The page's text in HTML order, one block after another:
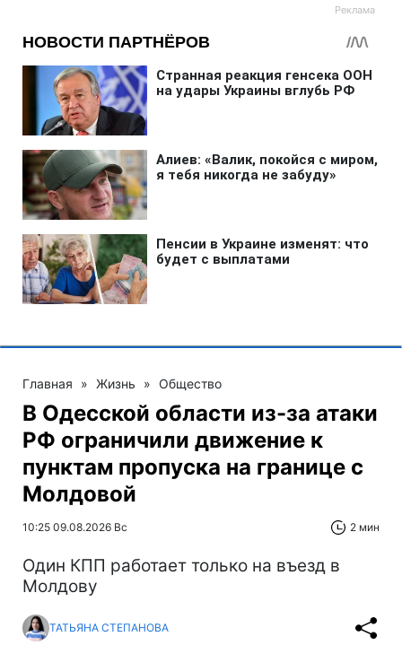
Главная » Жизнь » Общество
В Одесской области из-за атаки
РФ ограничили движение к
пунктам пропуска на границе с
Молдовой
10:25 09.08.2026 Вс 2 мин
Один КПП работает только на въезд в
Молдову
ТАТЬЯНА СТЕПАНОВА